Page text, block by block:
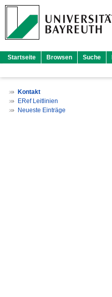
Startseite Browsen Suche
Kontakt
ERef Leitlinien
Neueste Einträge